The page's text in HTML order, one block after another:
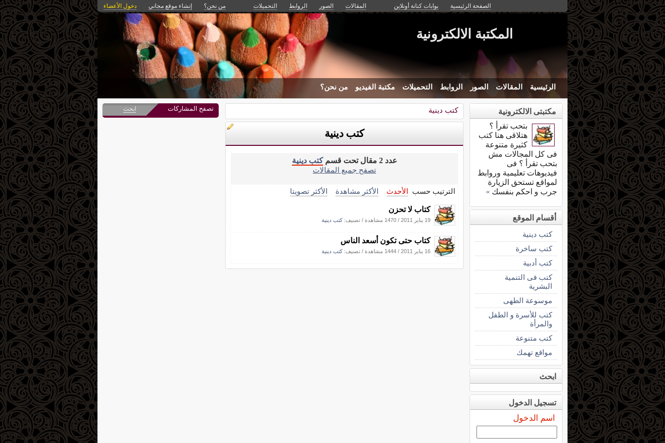
الصفحة الرئيسية بوابات كنانة أونلاين المقالات الصور الروابط التحميلات من نحن؟ إنشاء موقع مجاني دخول الأعضاء
المكتبة الالكترونية
الرئيسية المقالات الصور الروابط التحميلات مكتبة الفيديو من نحن؟
كتب دينية
كتب دينية
عدد 2 مقال تحت قسم
كتب دينية
تصفح جميع المقالات
الترتيب حسب الأحدث الأكثر مشاهدة الأكثر تصويتا
كتاب لا تحزن
19 يناير 2011 / 1470 مشاهدة / تصنيف:كتب دينية
كتاب حتى تكون أسعد الناس
16 يناير 2011 / 1444 مشاهدة / تصنيف:كتب دينية
مكتبتى الالكترونية
بتحب تقرأ ؟
هتلاقى هنا كتب
كثيرة متنوعة
فى كل المجالات مش
بتحب تقرأ ؟ فى
فيديوهات تعليمية وروابط
لمواقع تستحق الزيارة
جرب و احكم بنفسك »
أقسام الموقع
كتب دينية
كتب ساخرة
كتب أدبية
كتب فى التنمية
البشرية
موسوعة الطهى
كتب للأسرة و الطفل
والمرأة
كتب متنوعة
مواقع تهمك
ابحث
تسجيل الدخول
اسم الدخول
تصفح المشاركات ابحث